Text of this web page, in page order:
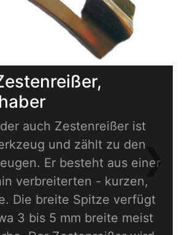
auch Zestenreißer ist
und zählt zu den
Er besteht aus einer
verbreiterten - kurzen,
Die breite Spitze verfügt
3 bis 5 mm breite meist
❯Next